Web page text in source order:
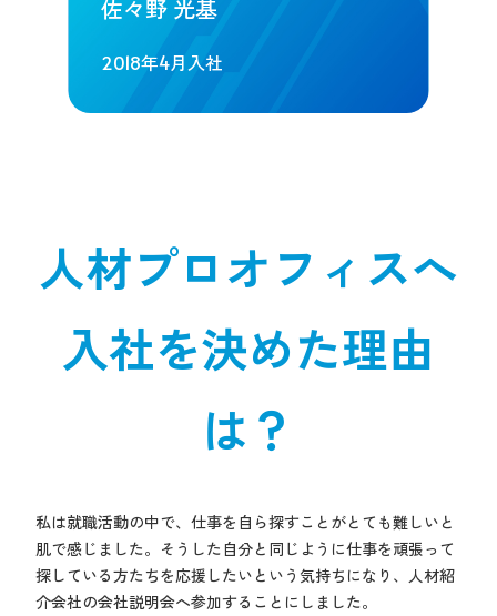
佐々野 光基
2018年4月入社
人材プロオフィスへ
入社を決めた理由
は？
私は就職活動の中で、仕事を自ら探すことがとても難しいと
肌で感じました。そうした自分と同じように仕事を頑張って
探している方たちを応援したいという気持ちになり、人材紹
介会社の会社説明会へ参加することにしました。